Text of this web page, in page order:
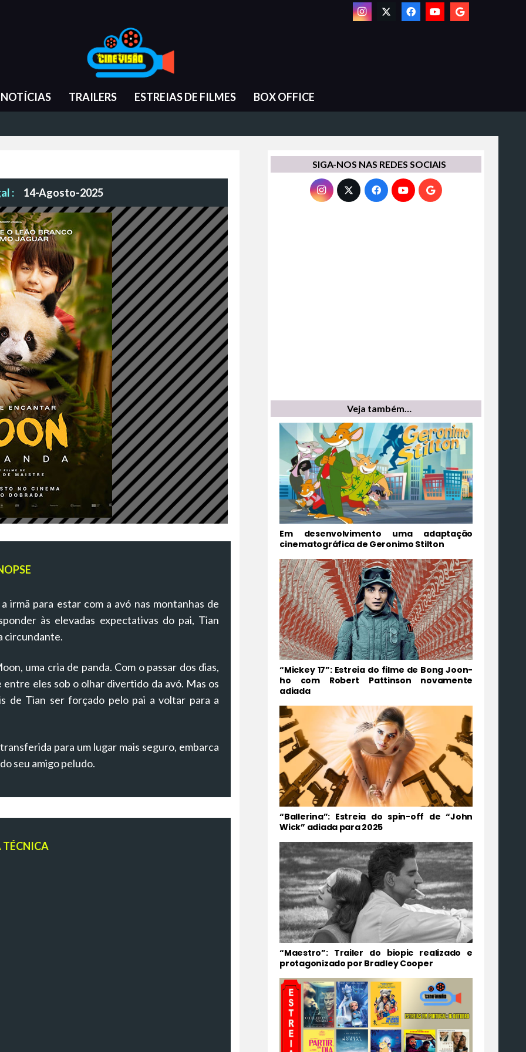
NOTÍCIAS TRAILERS ESTREIAS DE FILMES BOX OFFICE
: 14-Agosto-2025
irmã para estar com a avó nas montanhas de
às elevadas expectativas do pai, Tian
circundante.
uma cria de panda. Com o passar dos dias,
eles sob o olhar divertido da avó. Mas os
de Tian ser forçado pelo pai a voltar para a
para um lugar mais seguro, embarca
seu amigo peludo.
TÉCNICA
SIGA-NOS NAS REDES SOCIAIS
Veja também…
Em desenvolvimento uma adaptação
cinematográfica de Geronimo Stilton
“Mickey 17”: Estreia do filme de Bong Joon-
ho com Robert Pattinson novamente
adiada
“Ballerina”: Estreia do spin-off de “John
Wick” adiada para 2025
“Maestro”: Trailer do biopic realizado e
protagonizado por Bradley Cooper